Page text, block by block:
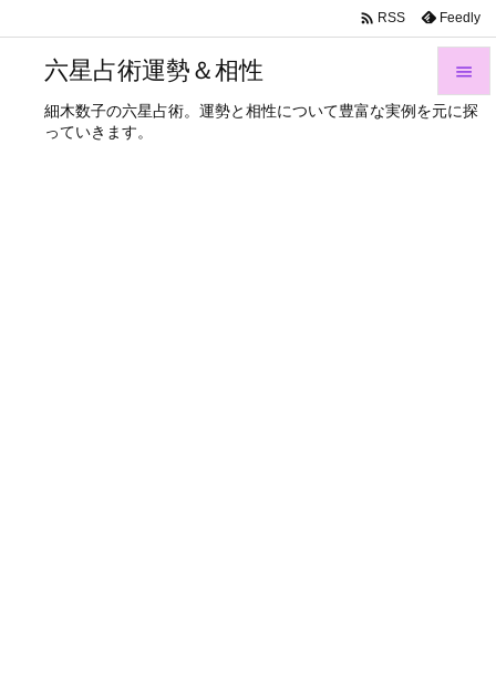
六星占術運勢＆相性
細木数子の六星占術。運勢と相性について豊富な実例を元に探
っていきます。


 RSS Feedly